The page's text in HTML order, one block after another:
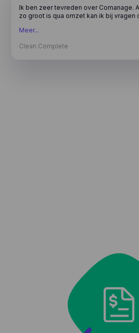
Ik ben zeer tevreden over Comanage.
zo groot is qua omzet kan ik bij vragen
groeten, Clean Complete
Meer...
Clean Complete